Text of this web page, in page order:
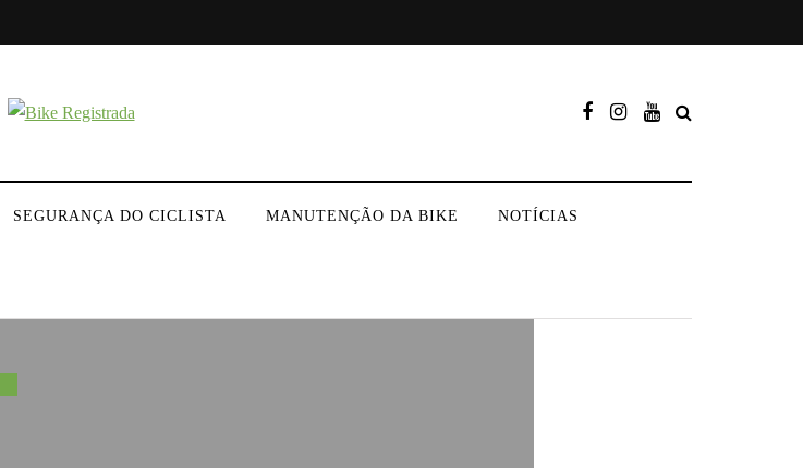
SEGURANÇA DO CICLISTA MANUTENÇÃO DA BIKE NOTÍCIAS